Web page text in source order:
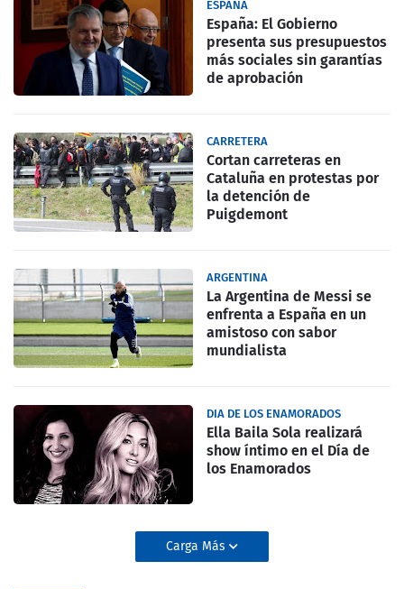
ESPAÑA
España: El Gobierno
presenta sus presupuestos
más sociales sin garantías
de aprobación
CARRETERA
Cortan carreteras en
Cataluña en protestas por
la detención de
Puigdemont
ARGENTINA
La Argentina de Messi se
enfrenta a España en un
amistoso con sabor
mundialista
DIA DE LOS ENAMORADOS
Ella Baila Sola realizará
show íntimo en el Día de
los Enamorados
Carga Más